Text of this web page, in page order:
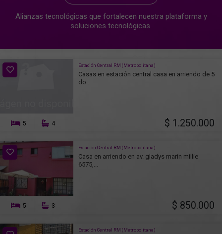
Alianzas tecnológicas que fortalecen nuestra plataforma y
soluciones tecnológicas.
Estación Central RM (Metropolitana)
Casas en estación central casa en arriendo de 5
do...
5 4 $ 1.250.000
Estación Central RM (Metropolitana)
Casa en arriendo en av. gladys marín millie
6575,...
5 3 $ 850.000
Estación Central RM (Metropolitana)